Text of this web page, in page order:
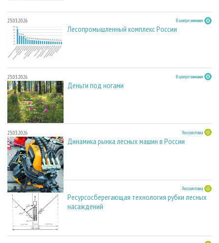
23.03.2026 В центре внимания
Лесопромышленный комплекс России
23.03.2026 В центре внимания
Деньги под ногами
23.03.2026 Лесозаготовка
Динамика рынка лесных машин в России
23.03.2026 Лесозаготовка
Ресурсосберегающая технология рубки лесных
насаждений